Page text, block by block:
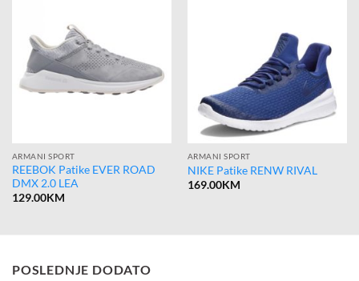
ARMANI SPORT
REEBOK Patike EVER ROAD
DMX 2.0 LEA
129.00KM
ARMANI SPORT
NIKE Patike RENW RIVAL
169.00KM
POSLEDNJE DODATO